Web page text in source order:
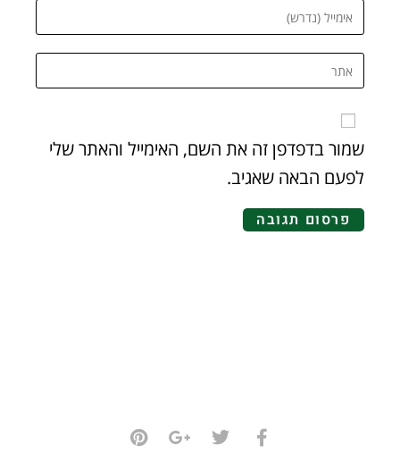
שמור בדפדפן זה את השם, האימייל והאתר שלי
לפעם הבאה שאגיב.